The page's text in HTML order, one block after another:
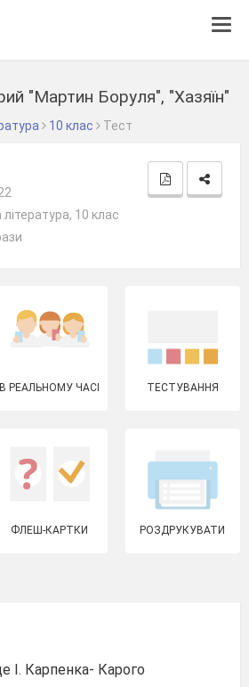
"Мартин Боруля", "Хазяїн"
10 клас Тест
10 клас
В РЕАЛЬНОМУ ЧАСІ ТЕСТУВАННЯ
ФЛЕШ-КАРТКИ РОЗДРУКУВАТИ
І. Карпенка- Карого